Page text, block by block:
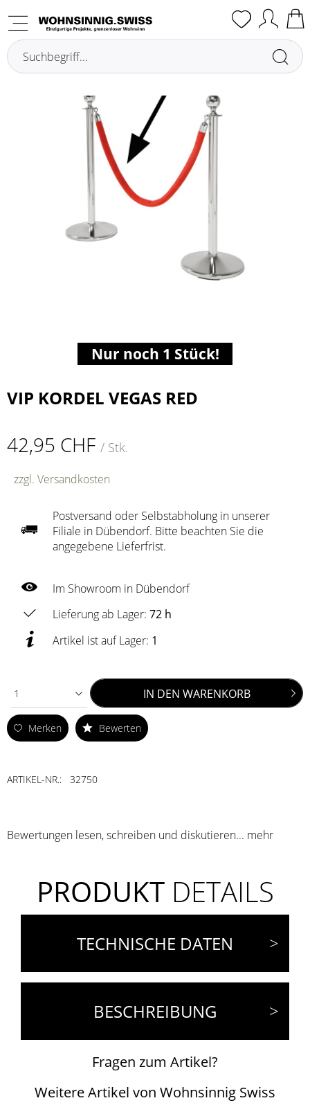
Übersicht
Nur noch 1 Stück!
VIP KORDEL VEGAS RED
42,95 CHF / Stk.
zzgl. Versandkosten
Postversand oder Selbstabholung in unserer
Filiale in Dübendorf. Bitte beachten Sie die
angegebene Lieferfrist.
Im Showroom in Dübendorf
Lieferung ab Lager: 72 h
Artikel ist auf Lager: 1
1 IN DEN WARENKORB
Merken Bewerten
ARTIKEL-NR.: 32750
Bewertungen lesen, schreiben und diskutieren... mehr
PRODUKTDETAILS
TECHNISCHE DATEN
BESCHREIBUNG
Fragen zum Artikel?
Weitere Artikel von Wohnsinnig Swiss